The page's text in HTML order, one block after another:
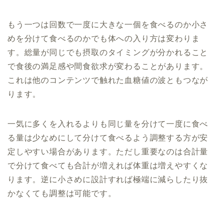
もう一つは回数で一度に大きな一個を食べるのか小さ
めを分けて食べるのかでも体への入り方は変わりま
す。総量が同じでも摂取のタイミングが分かれること
で食後の満足感や間食欲求が変わることがあります。
これは他のコンテンツで触れた血糖値の波ともつなが
ります。
一気に多くを入れるよりも同じ量を分けて一度に食べ
る量は少なめにして分けて食べるよう調整する方が安
定しやすい場合があります。ただし重要なのは合計量
で分けて食べても合計が増えれば体重は増えやすくな
ります。逆に小さめに設計すれば極端に減らしたり抜
かなくても調整は可能です。